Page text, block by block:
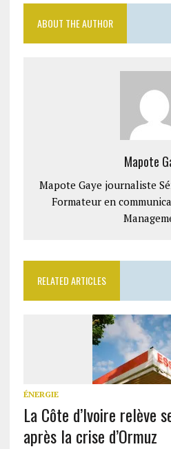
ABOUT THE AUTHOR
Mapote
Mapote Gaye journaliste
Formateur en
RELATED ARTICLES
ÉNERGIE
La Côte d’Ivoire relève
après la crise d’Ormuz